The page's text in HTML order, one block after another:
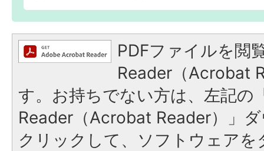
PDFファイルを閲
Reader（Acrobat
す。お持ちでない方は、左記の
Reader（Acrobat Reader）」
クリックして、ソフトウェア